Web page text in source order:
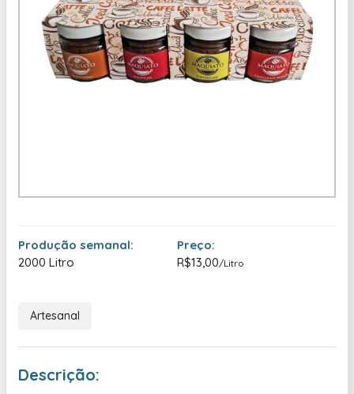
Produção semanal:
2000 Litro
Preço:
R$13,00/Litro
Artesanal
Descrição: